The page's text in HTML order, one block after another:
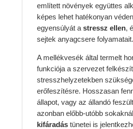
említett növények együttes
képes lehet hatékonyan
egyensúlyát astressz ellen,
sejtek anyagcsere folyamatait.
A mellékvesék által termelt
funkciója a szervezet
stresszhelyzetekben
erőfeszítésre. Hosszasan
állapot, vagy az állandó
azonban előbb-utóbb
kifáradástünetei is